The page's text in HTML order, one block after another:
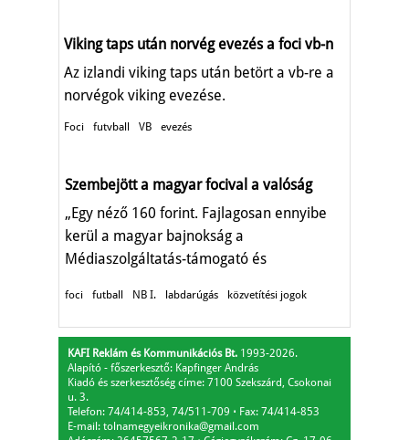
Viking taps után norvég evezés a foci vb-n
Az izlandi viking taps után betört a vb-re a
norvégok viking evezése.
Foci futvball VB evezés
Szembejött a magyar focival a valóság
„Egy néző 160 forint. Fajlagosan ennyibe
kerül a magyar bajnokság a
Médiaszolgáltatás-támogató és
foci futball NB I. labdarúgás közvetítési jogok
KAFI Reklám és Kommunikációs Bt. 1993-2026.
Alapító - főszerkesztő: Kapfinger András
Kiadó és szerkesztőség címe: 7100 Szekszárd, Csokonai
u. 3.
Telefon: 74/414-853, 74/511-709 ⋅ Fax: 74/414-853
E-mail: tolnamegyeikronika@gmail.com